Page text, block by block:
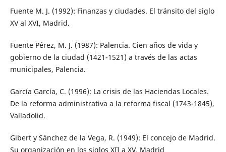
Fuente M. J. (1992): Finanzas y ciudades. El tránsito del siglo
XV al XVI, Madrid.
Fuente Pérez, M. J. (1987): Palencia. Cien años de vida y
gobierno de la ciudad (1421-1521) a través de las actas
municipales, Palencia.
García García, C. (1996): La crisis de las Haciendas Locales.
De la reforma administrativa a la reforma fiscal (1743-1845),
Valladolid.
Gibert y Sánchez de la Vega, R. (1949): El concejo de Madrid.
Su organización en los siglos XII a XV, Madrid